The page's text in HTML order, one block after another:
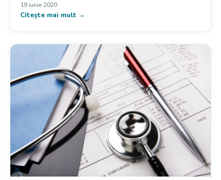
19 iunie 2020
Citește mai mult →